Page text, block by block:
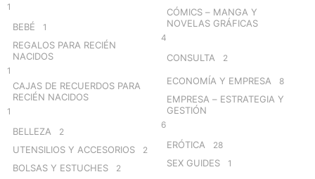
1
BEBÉ 1
REGALOS PARA RECIÉN
NACIDOS
1
CAJAS DE RECUERDOS PARA
RECIÉN NACIDOS
1
BELLEZA 2
UTENSILIOS Y ACCESORIOS 2
BOLSAS Y ESTUCHES 2
CÓMICS – MANGA Y
NOVELAS GRÁFICAS
4
CONSULTA 2
ECONOMÍA Y EMPRESA 8
EMPRESA – ESTRATEGIA Y
GESTIÓN
6
ERÓTICA 28
SEX GUIDES 1